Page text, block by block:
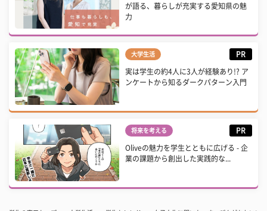
が語る、暮らしが充実する愛知県の魅
力
大学生活 PR
実は学生の約4人に3人が経験あり!? ア
ンケートから知るダークパターン入門
将来を考える PR
Oliveの魅力を学生とともに広げる - 企
業の課題から創出した実践的な...